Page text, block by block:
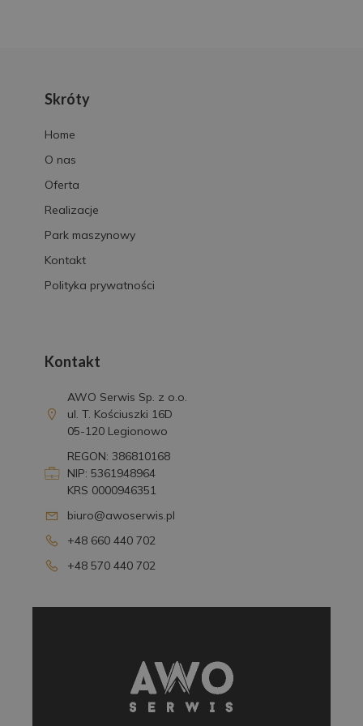
Skróty
Home
O nas
Oferta
Realizacje
Park maszynowy
Kontakt
Polityka prywatności
Kontakt
AWO Serwis Sp. z o.o.
ul. T. Kościuszki 16D
05-120 Legionowo
REGON: 386810168
NIP: 5361948964
KRS 0000946351
biuro@awoserwis.pl
+48 660 440 702
+48 570 440 702